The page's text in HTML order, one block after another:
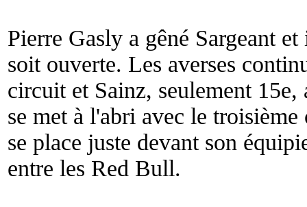
Pierre Gasly a gêné Sargeant
soit ouverte. Les averses
circuit et Sainz, seulement
se met à l'abri avec le
se place juste devant son
entre les Red Bull.